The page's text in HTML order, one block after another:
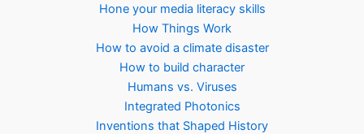
Hone your media literacy skills
How Things Work
How to avoid a climate disaster
How to build character
Humans vs. Viruses
Integrated Photonics
Inventions that Shaped History